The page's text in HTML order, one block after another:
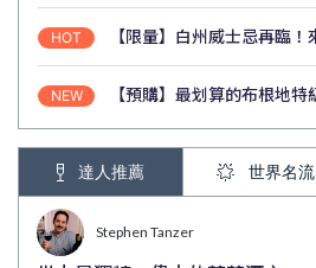
HOT
NEW
達人推薦 世界名流
Stephen Tanzer